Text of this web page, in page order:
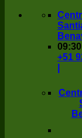
+51